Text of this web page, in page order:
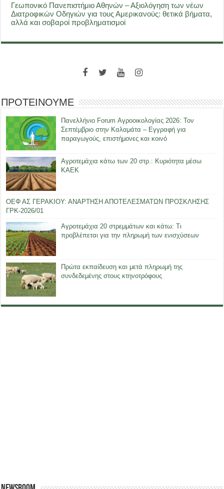
Γεωπονικό Πανεπιστήμιο Αθηνών – Αξιολόγηση των νέων
Διατροφικών Οδηγιών για τους Αμερικανούς: θετικά βήματα,
αλλά και σοβαροί προβληματισμοί
ΠΡΟΤΕΙΝΟΥΜΕ
Πανελλήνιο Forum Αγροοικολογίας 2026: Τον
Σεπτέμβριο στην Καλαμάτα – Εγγραφή για
παραγωγούς, επιστήμονες και κοινό
Αγροτεμάχια κάτω των 20 στρ.: Κυριότητα μέσω
ΚΑΕΚ
ΟΕΦ ΑΣ ΓΕΡΑΚΙΟΥ: ΑΝΑΡΤΗΣΗ ΑΠΟΤΕΛΕΣΜΑΤΩΝ ΠΡΟΣΚΛΗΣΗΣ
ΓΡΚ-2026/01
Αγροτεμάχια 20 στρεμμάτων και κάτω: Τι
προβλέπεται για την πληρωμή των ενισχύσεων
Πρώτα εκπαίδευση και μετά πληρωμή της
συνδεδεμένης στους κτηνοτρόφους